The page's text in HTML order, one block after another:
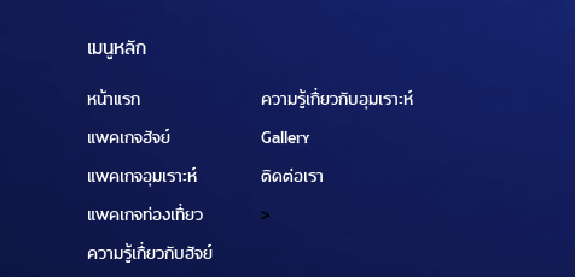
เมนูหลัก
หน้าแรก
แพคเกจฮัจย์
แพคเกจอุมเราะห์
แพคเกจท่องเที่ยว
ความรู้เกี่ยวกับฮัจย์
ความรู้เกี่ยวกับอุมเราะห์
Gallery
ติดต่อเรา
>